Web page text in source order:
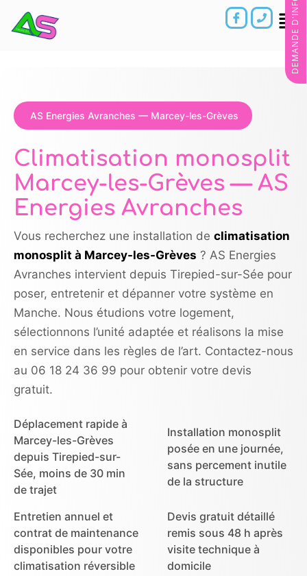
AS Energies Avranches — Marcey-les-Grèves
Climatisation monosplit
Marcey-les-Grèves — AS
Energies Avranches
Vous recherchez une installation de climatisation
monosplit à Marcey-les-Grèves ? AS Energies
Avranches intervient depuis Tirepied-sur-Sée pour
poser, entretenir et dépanner votre système en
Manche. Nous étudions votre logement,
sélectionnons l’unité adaptée et réalisons la mise
en service dans les règles de l’art. Contactez-nous
au 06 18 24 36 99 pour obtenir votre devis
gratuit.
Déplacement rapide à
Marcey-les-Grèves
depuis Tirepied-sur-
Sée, moins de 30 min
de trajet
Installation monosplit
posée en une journée,
sans percement inutile
de la structure
Entretien annuel et
contrat de maintenance
disponibles pour votre
climatisation réversible
Devis gratuit détaillé
remis sous 48 h après
visite technique à
domicile